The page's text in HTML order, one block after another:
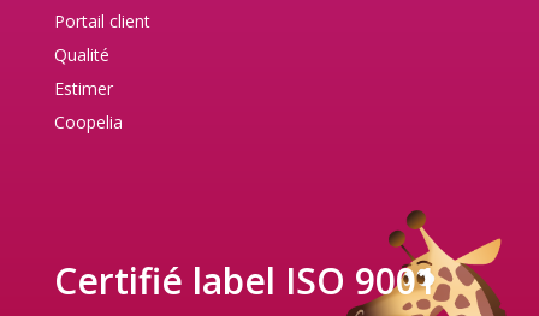
Portail client
Qualité
Estimer
Coopelia
Certifié label ISO 9001